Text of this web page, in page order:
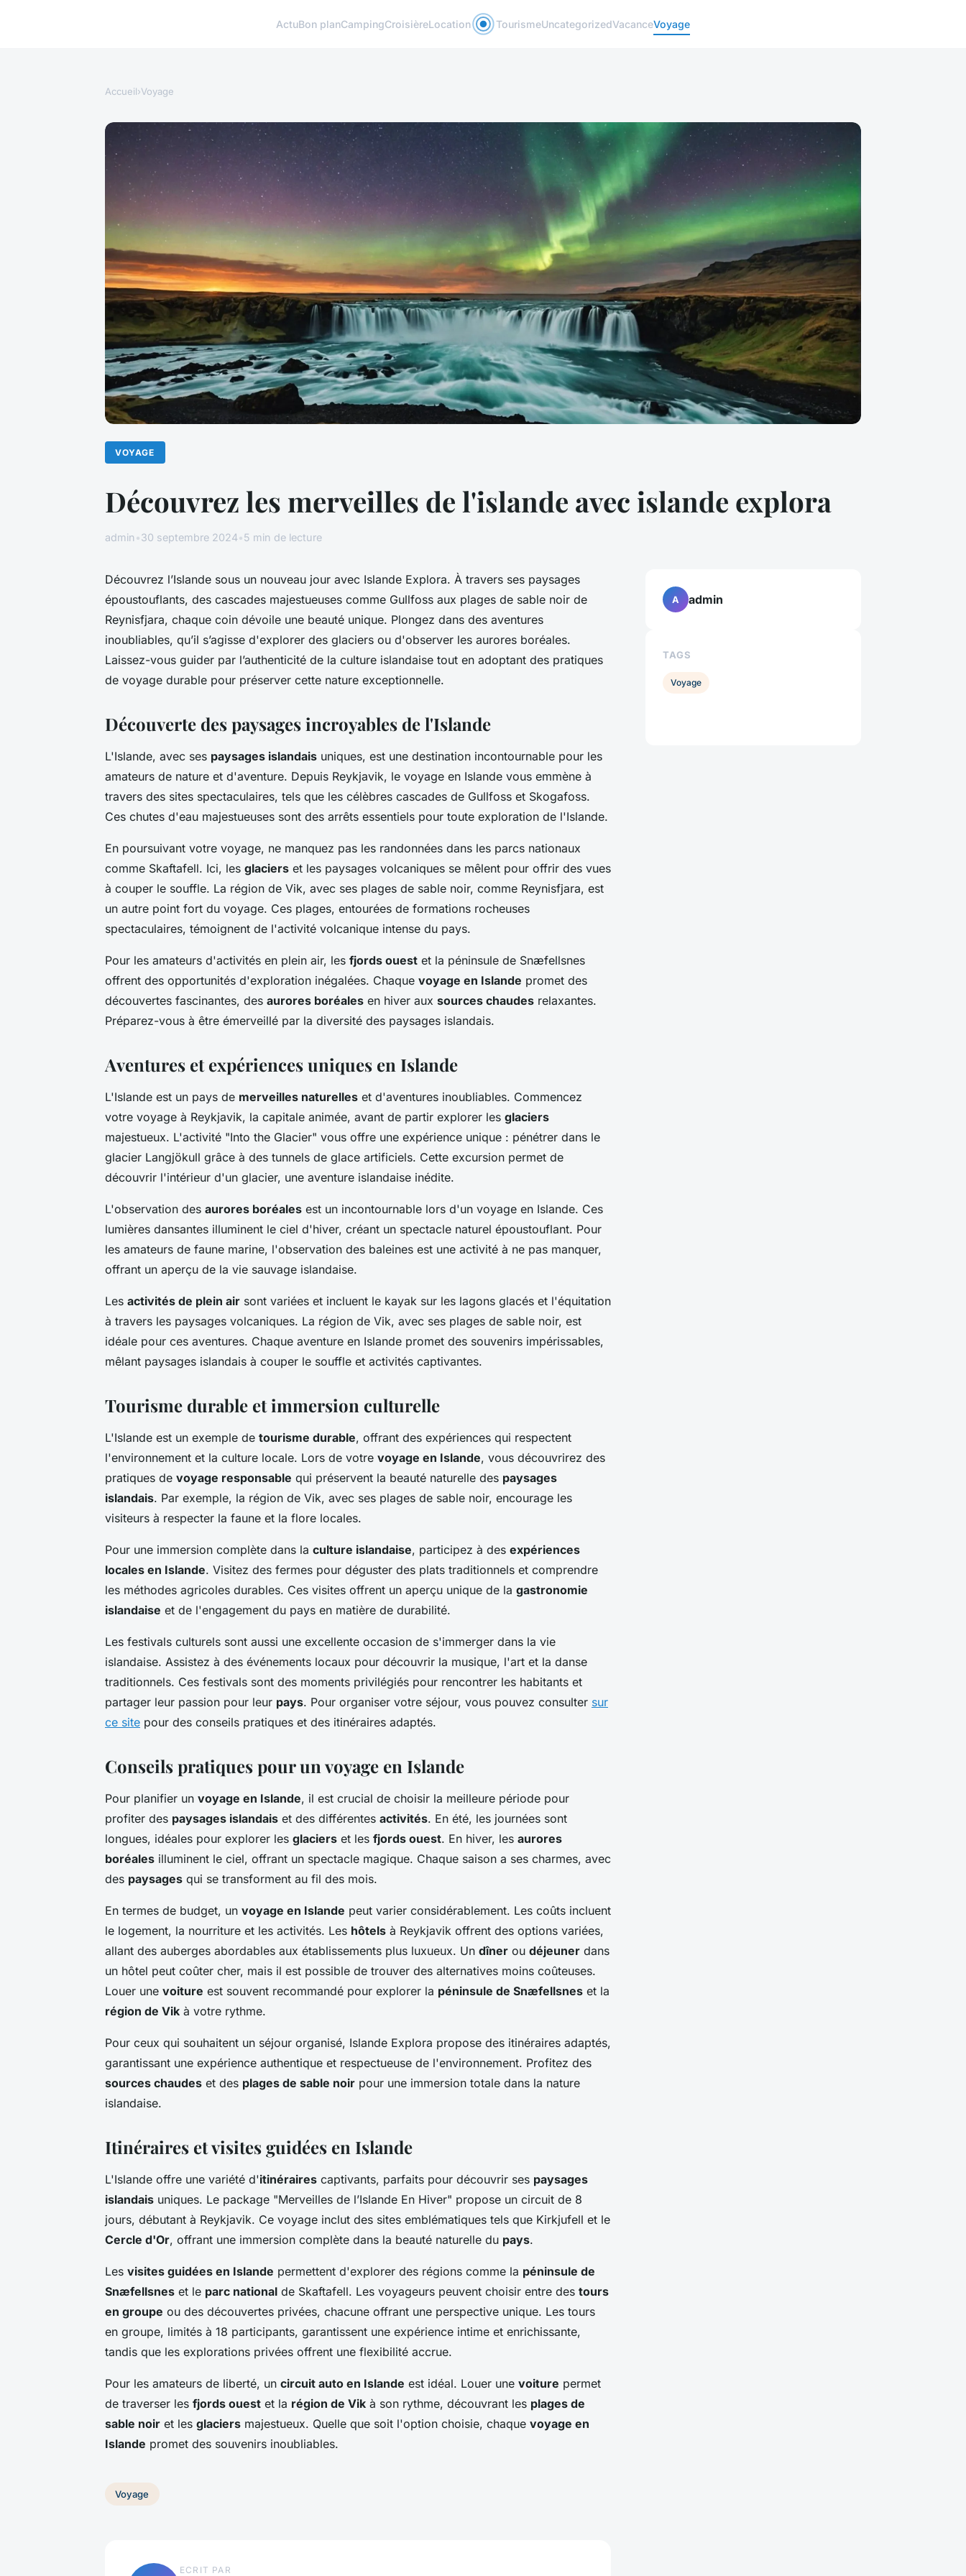
ActuBon planCampingCroisièreLocation TourismeUncategorizedVacanceVoyage
Accueil›Voyage
VOYAGE
Découvrez les merveilles de l'islande avec islande explora
admin •30 septembre 2024•5 min de lecture
Découvrez l’Islande sous un nouveau jour avec Islande Explora. À travers ses paysages
époustouflants, des cascades majestueuses comme Gullfoss aux plages de sable noir de
Reynisfjara, chaque coin dévoile une beauté unique. Plongez dans des aventures
inoubliables, qu’il s’agisse d'explorer des glaciers ou d'observer les aurores boréales.
Laissez-vous guider par l’authenticité de la culture islandaise tout en adoptant des pratiques
de voyage durable pour préserver cette nature exceptionnelle.
Découverte des paysages incroyables de l'Islande
L'Islande, avec ses paysages islandais uniques, est une destination incontournable pour les
amateurs de nature et d'aventure. Depuis Reykjavik, le voyage en Islande vous emmène à
travers des sites spectaculaires, tels que les célèbres cascades de Gullfoss et Skogafoss.
Ces chutes d'eau majestueuses sont des arrêts essentiels pour toute exploration de l'Islande.
En poursuivant votre voyage, ne manquez pas les randonnées dans les parcs nationaux
comme Skaftafell. Ici, les glaciers et les paysages volcaniques se mêlent pour offrir des vues
à couper le souffle. La région de Vik, avec ses plages de sable noir, comme Reynisfjara, est
un autre point fort du voyage. Ces plages, entourées de formations rocheuses
spectaculaires, témoignent de l'activité volcanique intense du pays.
Pour les amateurs d'activités en plein air, les fjords ouest et la péninsule de Snæfellsnes
offrent des opportunités d'exploration inégalées. Chaque voyage en Islande promet des
découvertes fascinantes, des aurores boréales en hiver aux sources chaudes relaxantes.
Préparez-vous à être émerveillé par la diversité des paysages islandais.
Aventures et expériences uniques en Islande
L'Islande est un pays de merveilles naturelles et d'aventures inoubliables. Commencez
votre voyage à Reykjavik, la capitale animée, avant de partir explorer les glaciers
majestueux. L'activité "Into the Glacier" vous offre une expérience unique : pénétrer dans le
glacier Langjökull grâce à des tunnels de glace artificiels. Cette excursion permet de
découvrir l'intérieur d'un glacier, une aventure islandaise inédite.
L'observation des aurores boréales est un incontournable lors d'un voyage en Islande. Ces
lumières dansantes illuminent le ciel d'hiver, créant un spectacle naturel époustouflant. Pour
les amateurs de faune marine, l'observation des baleines est une activité à ne pas manquer,
offrant un aperçu de la vie sauvage islandaise.
Les activités de plein air sont variées et incluent le kayak sur les lagons glacés et l'équitation
à travers les paysages volcaniques. La région de Vik, avec ses plages de sable noir, est
idéale pour ces aventures. Chaque aventure en Islande promet des souvenirs impérissables,
mêlant paysages islandais à couper le souffle et activités captivantes.
Tourisme durable et immersion culturelle
L'Islande est un exemple de tourisme durable, offrant des expériences qui respectent
l'environnement et la culture locale. Lors de votre voyage en Islande, vous découvrirez des
pratiques de voyage responsable qui préservent la beauté naturelle des paysages
islandais. Par exemple, la région de Vik, avec ses plages de sable noir, encourage les
visiteurs à respecter la faune et la flore locales.
Pour une immersion complète dans la culture islandaise, participez à des expériences
locales en Islande. Visitez des fermes pour déguster des plats traditionnels et comprendre
les méthodes agricoles durables. Ces visites offrent un aperçu unique de la gastronomie
islandaise et de l'engagement du pays en matière de durabilité.
Les festivals culturels sont aussi une excellente occasion de s'immerger dans la vie
islandaise. Assistez à des événements locaux pour découvrir la musique, l'art et la danse
traditionnels. Ces festivals sont des moments privilégiés pour rencontrer les habitants et
partager leur passion pour leur pays. Pour organiser votre séjour, vous pouvez consulter sur
ce site pour des conseils pratiques et des itinéraires adaptés.
Conseils pratiques pour un voyage en Islande
Pour planifier un voyage en Islande, il est crucial de choisir la meilleure période pour
profiter des paysages islandais et des différentes activités. En été, les journées sont
longues, idéales pour explorer les glaciers et les fjords ouest. En hiver, les aurores
boréales illuminent le ciel, offrant un spectacle magique. Chaque saison a ses charmes, avec
des paysages qui se transforment au fil des mois.
En termes de budget, un voyage en Islande peut varier considérablement. Les coûts incluent
le logement, la nourriture et les activités. Les hôtels à Reykjavik offrent des options variées,
allant des auberges abordables aux établissements plus luxueux. Un dîner ou déjeuner dans
un hôtel peut coûter cher, mais il est possible de trouver des alternatives moins coûteuses.
Louer une voiture est souvent recommandé pour explorer la péninsule de Snæfellsnes et la
région de Vik à votre rythme.
Pour ceux qui souhaitent un séjour organisé, Islande Explora propose des itinéraires adaptés,
garantissant une expérience authentique et respectueuse de l'environnement. Profitez des
sources chaudes et des plages de sable noir pour une immersion totale dans la nature
islandaise.
Itinéraires et visites guidées en Islande
L'Islande offre une variété d'itinéraires captivants, parfaits pour découvrir ses paysages
islandais uniques. Le package "Merveilles de l’Islande En Hiver" propose un circuit de 8
jours, débutant à Reykjavik. Ce voyage inclut des sites emblématiques tels que Kirkjufell et le
Cercle d'Or, offrant une immersion complète dans la beauté naturelle du pays.
Les visites guidées en Islande permettent d'explorer des régions comme la péninsule de
Snæfellsnes et le parc national de Skaftafell. Les voyageurs peuvent choisir entre des tours
en groupe ou des découvertes privées, chacune offrant une perspective unique. Les tours
en groupe, limités à 18 participants, garantissent une expérience intime et enrichissante,
tandis que les explorations privées offrent une flexibilité accrue.
Pour les amateurs de liberté, un circuit auto en Islande est idéal. Louer une voiture permet
de traverser les fjords ouest et la région de Vik à son rythme, découvrant les plages de
sable noir et les glaciers majestueux. Quelle que soit l'option choisie, chaque voyage en
Islande promet des souvenirs inoubliables.
Voyage
ECRIT PAR
A admin
TAGS
Voyage